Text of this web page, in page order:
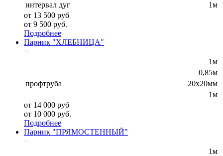
интервал дуг
1м
от 13 500 руб
от 9 500 руб.
Подробнее
Парник "ХЛЕБНИЦА"
1м
0,85м
профтруба
20х20мм
1м
от 14 000 руб
от 10 000 руб.
Подробнее
Парник "ПРЯМОСТЕННЫЙ"
1м